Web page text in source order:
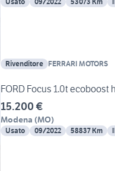
Rivenditore FERRARI MOTORS
FORD Focus 1.0t ecoboost
15.200 €
Modena (MO)
Usato 09/2022 58837 Km